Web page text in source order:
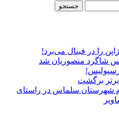
را در فینال می‌برد!
شاگرد منصوریان شد
برتر برگشت
شهرستان سلماس در راستای